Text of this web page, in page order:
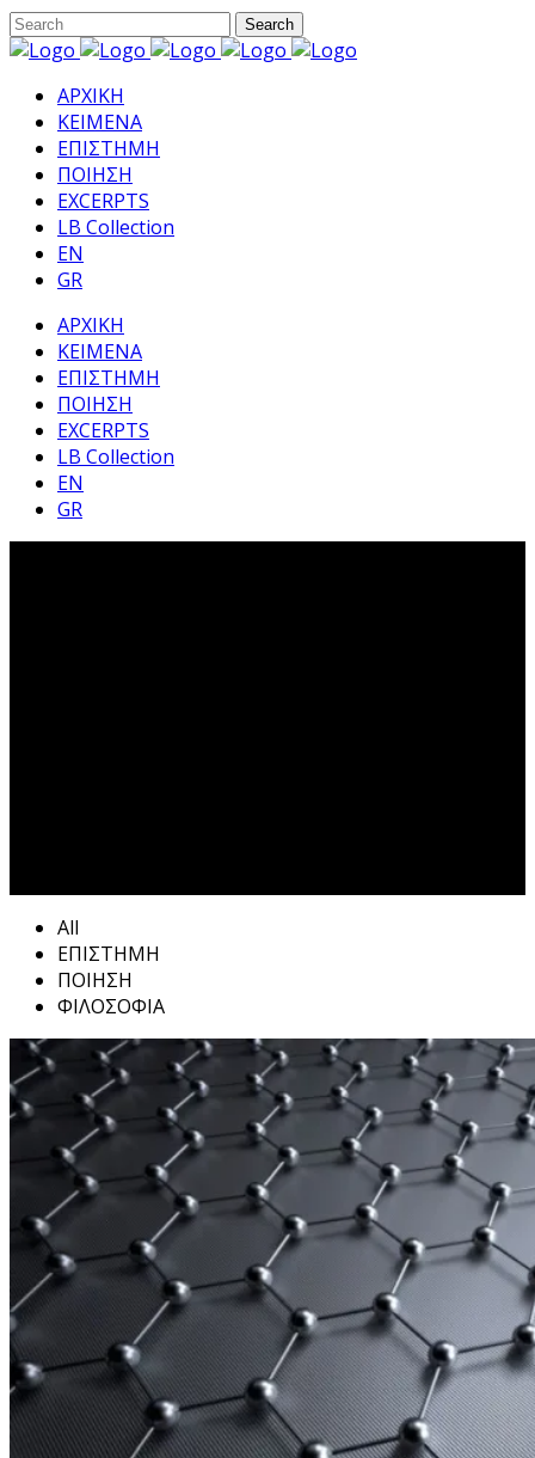
ΑΡΧΙΚΗ
ΚΕΙΜΕΝΑ
ΕΠΙΣΤΗΜΗ
ΠΟΙΗΣΗ
EXCERPTS
LB Collection
EN
GR
ΑΡΧΙΚΗ
ΚΕΙΜΕΝΑ
ΕΠΙΣΤΗΜΗ
ΠΟΙΗΣΗ
EXCERPTS
LB Collection
EN
GR
All
ΕΠΙΣΤΗΜΗ
ΠΟΙΗΣΗ
ΦΙΛΟΣΟΦΙΑ